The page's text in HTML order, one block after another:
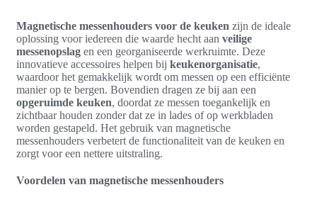
Magnetische messenhouders voor de keuken zijn de ideale
oplossing voor iedereen die waarde hecht aan veilige
messenopslag en een georganiseerde werkruimte. Deze
innovatieve accessoires helpen bij keukenorganisatie,
waardoor het gemakkelijk wordt om messen op een efficiënte
manier op te bergen. Bovendien dragen ze bij aan een
opgeruimde keuken, doordat ze messen toegankelijk en
zichtbaar houden zonder dat ze in lades of op werkbladen
worden gestapeld. Het gebruik van magnetische
messenhouders verbetert de functionaliteit van de keuken en
zorgt voor een nettere uitstraling.
Voordelen van magnetische messenhouders